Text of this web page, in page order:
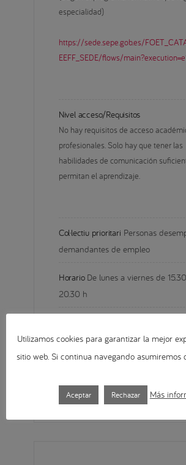
especialidad)
https://sede.sepe.gob.es/
EEFF_SEDE/flows/
Nivel acceso/Requisitos
No hay requisitos de acceso
profesionales. Solo hay que tener las
habilidades de comunicación
permitan el aprendizaje.
Col·lectiu prioritari Personas
demandantes de empleo
Horario De lunes a viernes de
20.30 h
Utilizamos cookies para garantizar la mejor
sitio web. Si continua navegando asumiremos
Aceptar Rechazar Más